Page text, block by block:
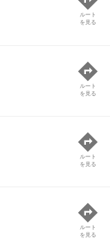
ルート
を見る
ルート
を見る
ルート
を見る
ルート
を見る